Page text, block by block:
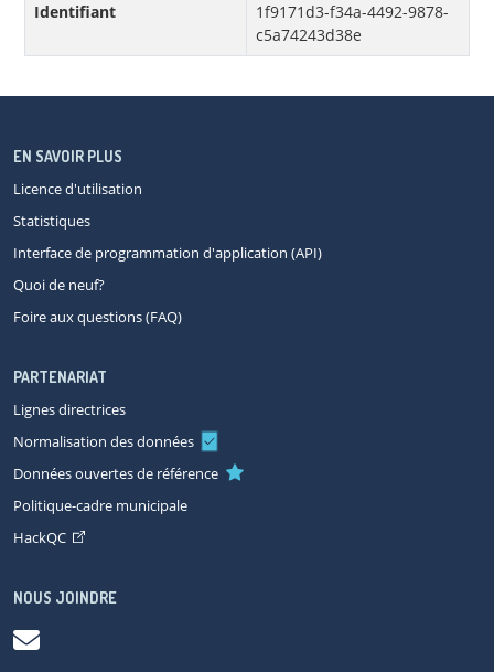
Identifiant
1f9171d3-f34a-4492-9878-
c5a74243d38e
EN SAVOIR PLUS
Licence d'utilisation
Statistiques
Interface de programmation d'application (API)
Quoi de neuf?
Foire aux questions (FAQ)
PARTENARIAT
Lignes directrices
Normalisation des données
Données ouvertes de référence
Politique-cadre municipale
HackQC
NOUS JOINDRE